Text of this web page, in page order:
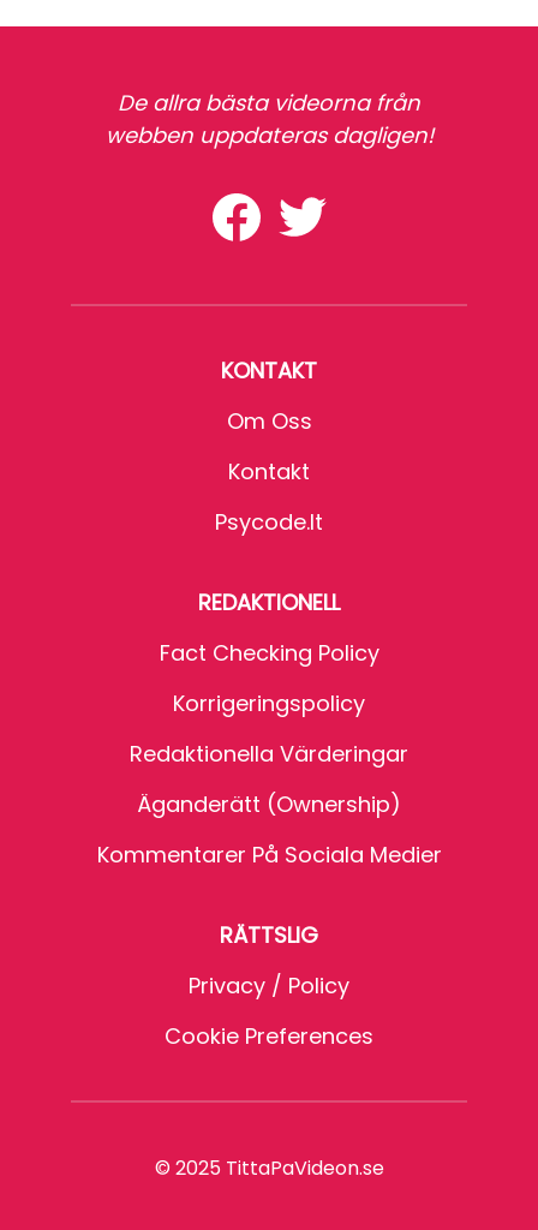
De allra bästa videorna från
webben uppdateras dagligen!
KONTAKT
Om Oss
Kontakt
Psycode.it
REDAKTIONELL
Fact Checking Policy
Korrigeringspolicy
Redaktionella Värderingar
Äganderätt (Ownership)
Kommentarer På Sociala Medier
RÄTTSLIG
Privacy / Policy
Cookie Preferences
© 2025 TittaPaVideon.se